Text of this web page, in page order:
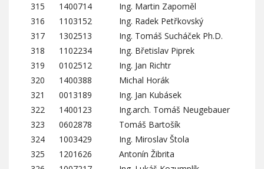
315
1400714
Ing. Martin Zapoměl
316
1103152
Ing. Radek Petřkovský
317
1302513
Ing. Tomáš Sucháček Ph.D.
318
1102234
Ing. Břetislav Piprek
319
0102512
Ing. Jan Richtr
320
1400388
Michal Horák
321
0013189
Ing. Jan Kubásek
322
1400123
Ing.arch. Tomáš Neugebauer
323
0602878
Tomáš Bartošík
324
1003429
Ing. Miroslav Štola
325
1201626
Antonín Žibrita